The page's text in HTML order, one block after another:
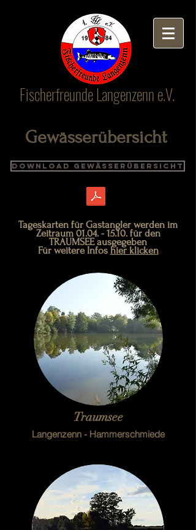
Fischerfreunde Langenzenn e.V.
Gewässerübersicht
Download Gewässerübersicht
Tageskarten für Gastangler werden im
Zeitraum 01.04. - 15.10. für den
TRAUMSEE ausgegeben
Für weitere Infos hier klicken
Traumsee
Langenzenn - Hammerschmiede